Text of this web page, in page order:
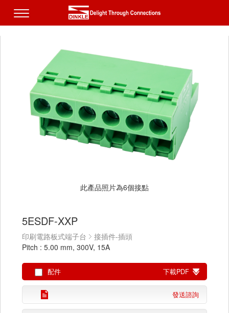
此產品照片為6個接點
此產品照片為6個接點
5ESDF-XXP
印刷電路板式端子台
接插件-插頭
Pitch : 5.00 mm, 300V, 15A
配件 下載PDF
發送諮詢